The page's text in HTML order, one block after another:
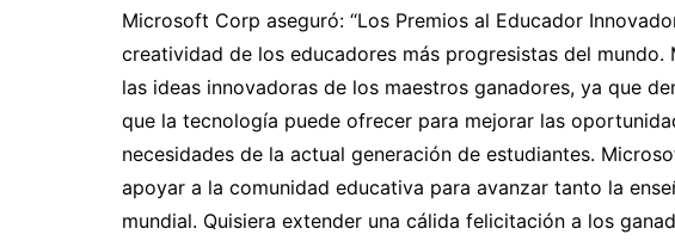
Microsoft Corp aseguró: “Los Premios al Educador
creatividad de los educadores más progresistas del
las ideas innovadoras de los maestros ganadores, ya que
que la tecnología puede ofrecer para mejorar las
necesidades de la actual generación de estudiantes.
apoyar a la comunidad educativa para avanzar tanto la
mundial. Quisiera extender una cálida felicitación a los